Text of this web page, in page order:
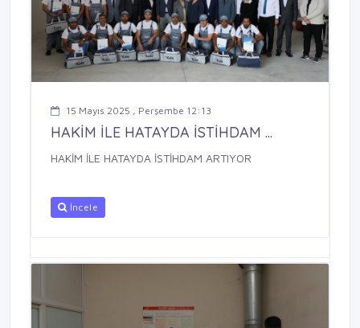
15 Mayıs 2025 , Perşembe 12:13
HAKİM İLE HATAYDA İSTİHDAM ...
HAKİM İLE HATAYDA İSTİHDAM ARTIYOR
İncele